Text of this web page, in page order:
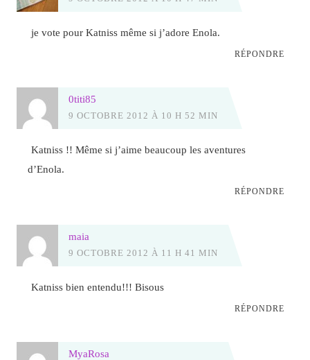
je vote pour Katniss même si j’adore Enola.
RÉPONDRE
0titi85
9 OCTOBRE 2012 À 10 H 52 MIN
Katniss !! Même si j’aime beaucoup les aventures
d’Enola.
RÉPONDRE
maia
9 OCTOBRE 2012 À 11 H 41 MIN
Katniss bien entendu!!! Bisous
RÉPONDRE
MyaRosa